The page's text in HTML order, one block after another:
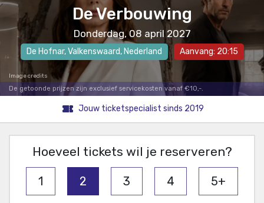
De Verbouwing
Donderdag, 08 april 2027
De Hofnar,Valkenswaard, Nederland Aanvang: 20:15
Image credits
De getoonde prijzen zijn exclusief servicekosten vanaf €10,-.
Jouw ticketspecialist sinds 2019
Hoeveel tickets wil je reserveren?
1 2 3 4 5+